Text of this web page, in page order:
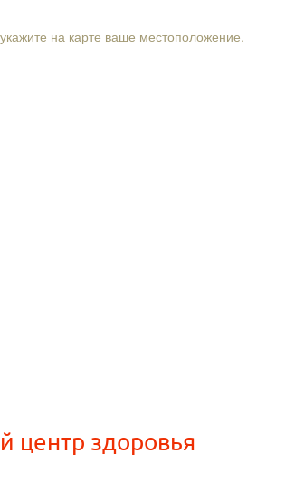
на карте ваше местоположение.
центр здоровья